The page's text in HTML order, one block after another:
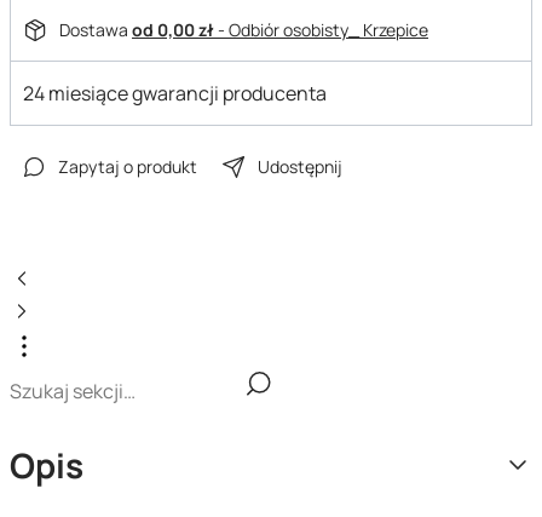
Dostawa od 0,00 zł- Odbiór osobisty_ Krzepice
24 miesiące gwarancji producenta
Zapytaj o produkt Udostępnij
Opis